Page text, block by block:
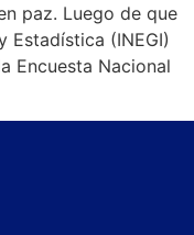
paz. Luego de que
Estadística (INEGI)
Encuesta Nacional